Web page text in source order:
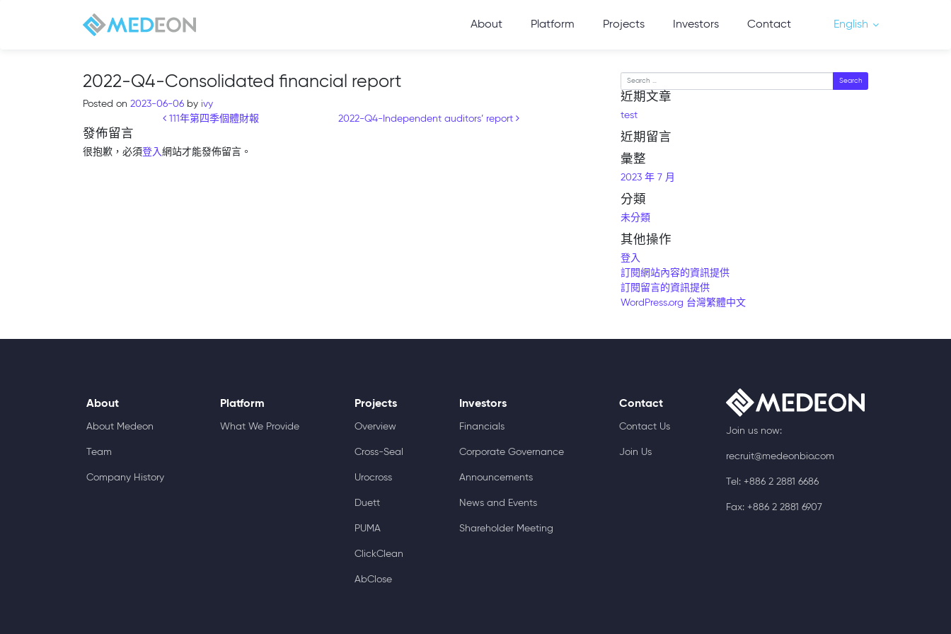
About Platform Projects Investors Contact English
2022-Q4-Consolidated financial report
Posted on 2023-06-06 by ivy
Post navigation111年第四季個體財報 2022-Q4-Independent auditors’ report
發佈留言
很抱歉，必須登入網站才能發佈留言。
Search
近期文章
test
近期留言
彙整
2023 年 7 月
分類
未分類
其他操作
登入
訂閱網站內容的資訊提供
訂閱留言的資訊提供
WordPress.org 台灣繁體中文
About
About Medeon
Team
Company History
Platform
What We Provide
Projects
Overview
Cross-Seal
Urocross
Duett
PUMA
ClickClean
AbClose
Investors
Financials
Corporate Governance
Announcements
News and Events
Shareholder Meeting
Contact
Contact Us
Join Us
Join us now:
recruit@medeonbio.com
Tel: +886 2 2881 6686
Fax: +886 2 2881 6907